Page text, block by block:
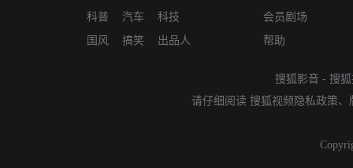
科普
国风
汽车
搞笑
科技
出品人
会员剧场
帮助
搜狐影音 - 搜
请仔细阅读 搜狐视频隐私政策、